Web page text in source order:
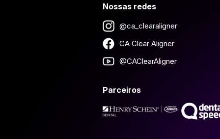
Nossas redes
@ca_clearaligner
CA Clear Aligner
@CAClearAligner
Parceiros